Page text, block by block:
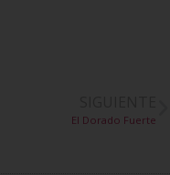
El Dorado Fuerte